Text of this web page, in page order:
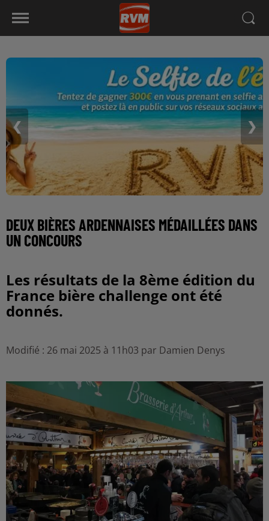
❮ ❯
DEUX BIÈRES ARDENNAISES MÉDAILLÉES DANS
UN CONCOURS
Les résultats de la 8ème édition du
France bière challenge ont été
donnés.
Modifié : 26 mai 2025 à 11h03 par Damien Denys